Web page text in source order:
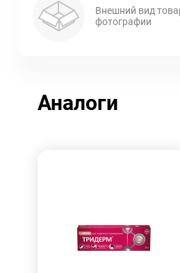
Внешний вид
фотографии
Аналоги